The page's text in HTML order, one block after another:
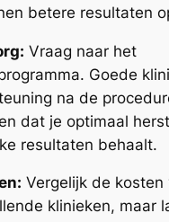
betere resultaten
Vraag naar het
Goede
na de
dat je optimaal
resultaten behaalt.
Vergelijk de kosten
klinieken, maar